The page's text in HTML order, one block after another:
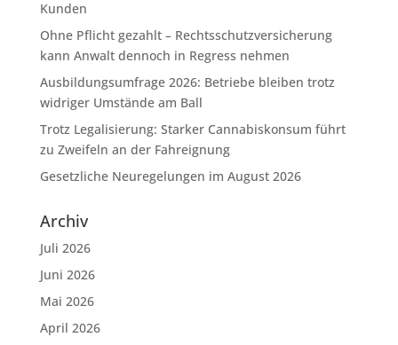
Kunden
Ohne Pflicht gezahlt – Rechtsschutzversicherung
kann Anwalt dennoch in Regress nehmen
Ausbildungsumfrage 2026: Betriebe bleiben trotz
widriger Umstände am Ball
Trotz Legalisierung: Starker Cannabiskonsum führt
zu Zweifeln an der Fahreignung
Gesetzliche Neuregelungen im August 2026
Archiv
Juli 2026
Juni 2026
Mai 2026
April 2026